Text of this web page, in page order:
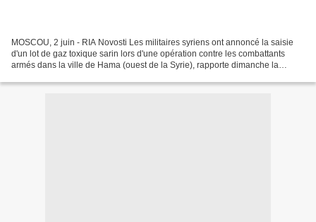
MOSCOU, 2 juin - RIA Novosti Les militaires syriens ont annoncé la saisie
d'un lot de gaz toxique sarin lors d'une opération contre les combattants
armés dans la ville de Hama (ouest de la Syrie), rapporte dimanche la